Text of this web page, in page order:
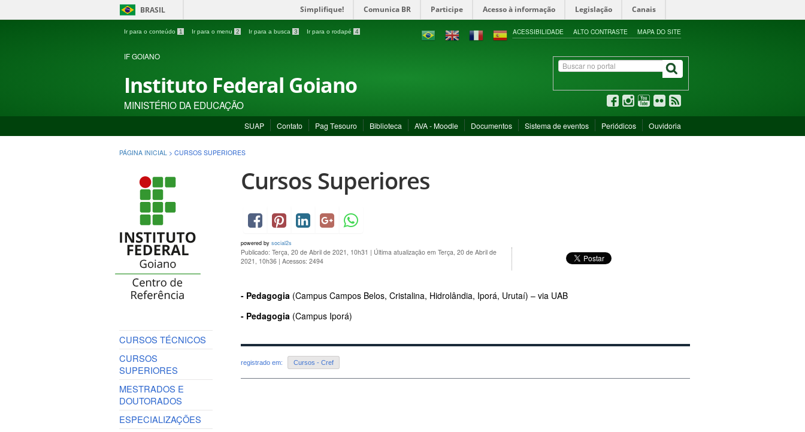
BRASIL Simplifique! Comunica BR Participe Acesso à informação Legislação Canais
Ir para o conteúdo 1 Ir para o menu 2 Ir para a busca 3 Ir para o rodapé 4 ACESSIBILIDADE ALTO CONTRASTE MAPA DO SITE
IF GOIANO
Instituto Federal Goiano
MINISTÉRIO DA EDUCAÇÃO
SUAP Contato Pag Tesouro Biblioteca AVA - Moodle Documentos Sistema de eventos Periódicos Ouvidoria
PÁGINA INICIAL > CURSOS SUPERIORES
CURSOS TÉCNICOS
CURSOS
SUPERIORES
MESTRADOS E
DOUTORADOS
ESPECIALIZAÇÕES
Cursos Superiores
powered by social2s
Publicado: Terça, 20 de Abril de 2021, 10h31 | Última atualização em Terça, 20 de Abril de
2021, 10h36 | Acessos: 2494
- Pedagogia (Campus Campos Belos, Cristalina, Hidrolândia, Iporá, Urutaí) – via UAB
- Pedagogia (Campus Iporá)
registrado em: Cursos - Cref